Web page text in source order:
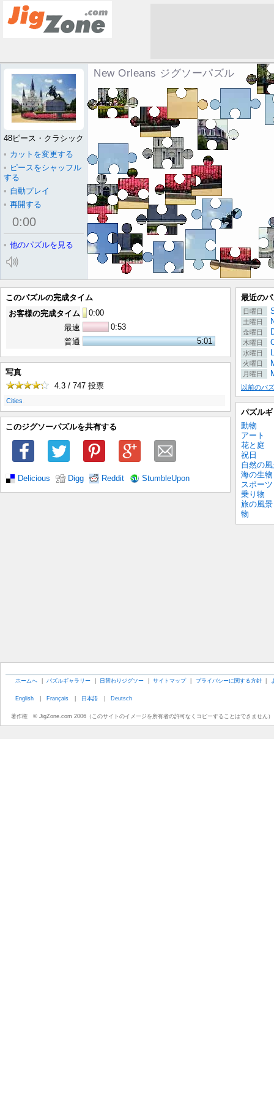
New Orleans ジグソーパズル
48ピース・クラシック
• カットを変更する
• ピースをシャッフル
する
• 自動プレイ
• 再開する
0:00
• 他のパズルを見る
このパズルの完成タイム
お客様の完成タイム
0:00
最速
0:53
普通
5:01
写真
4.3 / 747 投票
Cities
このジグソーパズルを共有する
Delicious Digg Reddit StumbleUpon
最近の
日曜日
土曜日
金曜日
木曜日
水曜日
火曜日
月曜日
以前のパ
パズル
動物
アート
花と庭
祝日
自然の
海の生物
スポーツ
乗り物
旅の風景
物
ホームへ | パズルギャラリー | 日替わりジグソー | サイトマップ | プライバシーに関する方針 |
English | Français | 日本語 | Deutsch
著作権 © JigZone.com 2006（このサイトのイメージを所有者の許可なくコピーすることはできません）